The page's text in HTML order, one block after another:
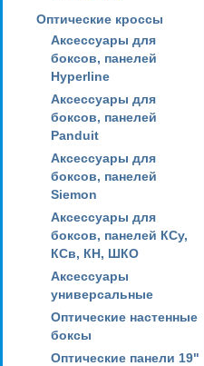
Оптические кроссы
Аксессуары для
боксов, панелей
Hyperline
Аксессуары для
боксов, панелей
Panduit
Аксессуары для
боксов, панелей
Siemon
Аксессуары для
боксов, панелей КСу,
КСв, КН, ШКО
Аксессуары
универсальные
Оптические настенные
боксы
Оптические панели 19"